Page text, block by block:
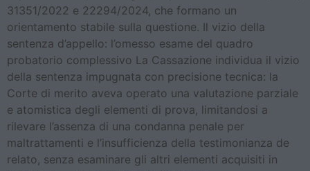
31351/2022 e 22294/2024, che formano un
orientamento stabile sulla questione. Il vizio della
sentenza d’appello: l’omesso esame del quadro
probatorio complessivo La Cassazione individua il vizio
della sentenza impugnata con precisione tecnica: la
Corte di merito aveva operato una valutazione parziale
e atomistica degli elementi di prova, limitandosi a
rilevare l’assenza di una condanna penale per
maltrattamenti e l’insufficienza della testimonianza de
relato, senza esaminare gli altri elementi acquisiti in